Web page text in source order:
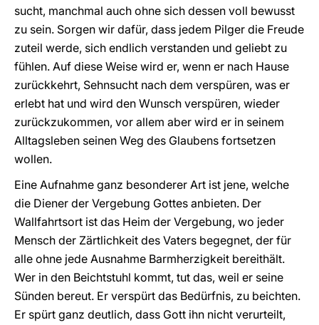
sucht, manchmal auch ohne sich dessen voll bewusst
zu sein. Sorgen wir dafür, dass jedem Pilger die Freude
zuteil werde, sich endlich verstanden und geliebt zu
fühlen. Auf diese Weise wird er, wenn er nach Hause
zurückkehrt, Sehnsucht nach dem verspüren, was er
erlebt hat und wird den Wunsch verspüren, wieder
zurückzukommen, vor allem aber wird er in seinem
Alltagsleben seinen Weg des Glaubens fortsetzen
wollen.
Eine Aufnahme ganz besonderer Art ist jene, welche
die Diener der Vergebung Gottes anbieten. Der
Wallfahrtsort ist das Heim der Vergebung, wo jeder
Mensch der Zärtlichkeit des Vaters begegnet, der für
alle ohne jede Ausnahme Barmherzigkeit bereithält.
Wer in den Beichtstuhl kommt, tut das, weil er seine
Sünden bereut. Er verspürt das Bedürfnis, zu beichten.
Er spürt ganz deutlich, dass Gott ihn nicht verurteilt,